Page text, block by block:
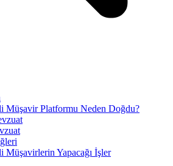
Müşavir Platformu Neden Doğdu?
Müşavirlerin Yapacağı İşler